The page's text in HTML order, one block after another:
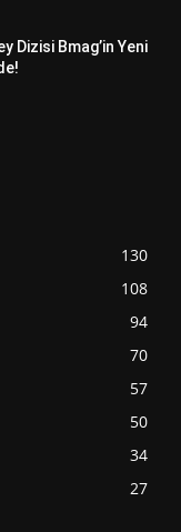
Dizisi Bmag’in Yeni
130
108
94
70
57
50
34
27